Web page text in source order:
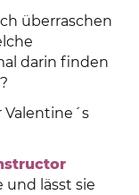
überraschen
darin finden
Valentine´s
und lässt sie